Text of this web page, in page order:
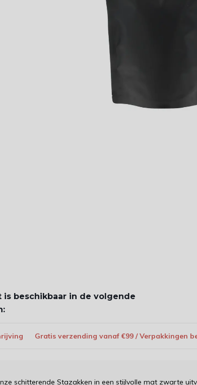
is beschikbaar in de volgende
Gratis verzending vanaf €99 / Verpakkingen
schitterende Stazakken in een stijlvolle mat zwarte